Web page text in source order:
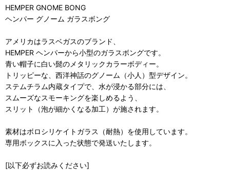
HEMPER GNOME BONG
ヘンパー グノーム ガラスボング
アメリカはラスベガスのブランド、
HEMPER ヘンパーから小型のガラスボングです。
青い帽子に白い髭のメタリックカラーボディー。
トリッピーな、西洋神話のグノーム（小人）型デザイン。
ステムチラム内蔵タイプで、水が浸かる部分には、
スムーズなスモーキングを楽しめるよう、
スリット（泡が細かくなる加工）が施されます。
素材はボロシリケイトガラス（耐熱）を使用しています。
専用ボックスに入った状態で発送いたします。
[以下必ずお読みください]